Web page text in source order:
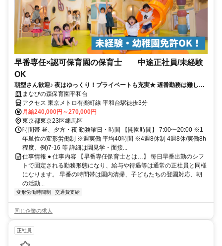
早番専任×認可保育園の保育士 中途正社員/未経験
OK
朝型さん歓迎♪ 夜はゆっくり！プライベートも充実★ 遅番勤務は難しい
けど正社員で働きたい方！
まなびの森保育園平和台
アクセス 東京メトロ有楽町線 平和台駅徒歩3分
月給240,000円～270,000円
東京都東京23区練馬区
時間帯 昼、夕方・夜 勤務曜日・時間 【開園時間】 7:00〜20:00 ※1
年単位の変形労働制 ※週実働 平均40時間 ※4週8休制 4週8休/実働8h
程度、例)7-16 等 詳細は園見学・面接...
仕事情報 ● 仕事内容 【早番専任保育士とは…】 毎日早番出勤のシフ
トで固定される勤務形態になり、給与や待遇等は通常の正社員と同様
になります。 早番の時間帯は園内清掃、子どもたちの登園対応、朝
の活動...
変形労働時間制 交通費支給
同じ企業の求人
正社員